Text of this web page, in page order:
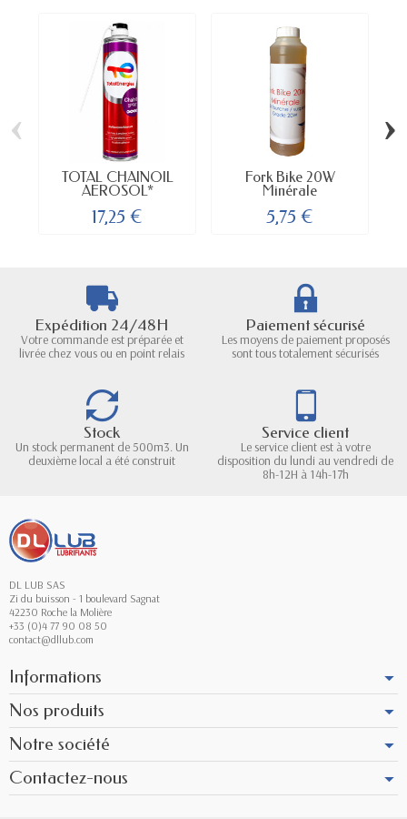
TOTAL CHAINOIL
AEROSOL*
17,25 €
Fork Bike 20W
Minérale
5,75 €
‹ ›
Expédition 24/48H
Votre commande est préparée et
livrée chez vous ou en point relais
Paiement sécurisé
Les moyens de paiement proposés
sont tous totalement sécurisés
Stock
Un stock permanent de 500m3. Un
deuxième local a été construit
Service client
Le service client est à votre
disposition du lundi au vendredi de
8h-12H à 14h-17h
DL LUB SAS
Zi du buisson - 1 boulevard Sagnat
42230 Roche la Molière
+33 (0)4 77 90 08 50
contact@dllub.com
Informations
Nos produits
Notre société
Contactez-nous